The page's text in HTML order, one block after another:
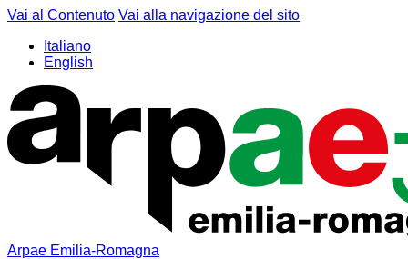
Vai al Contenuto Vai alla navigazione del sito
Italiano
English
Arpae Emilia-Romagna